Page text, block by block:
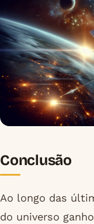
Conclusão
Ao longo das
do universo